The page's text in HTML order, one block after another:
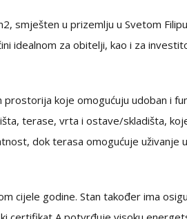
smješten u prizemlju u Svetom Filipu
idealnom za obitelji, kao i za
koje omogućuju udoban i
terase, vrta i ostave/skladišta,
dok terasa omogućuje uživanje
cijele godine. Stan također ima